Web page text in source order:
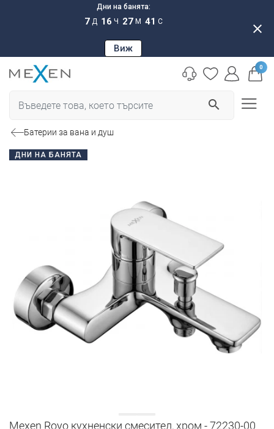
Дни на банята:
7 Д 16 Ч 27 М 40 С
Виж
close
search
0
Батерии за вана и душ
ДНИ НА БАНЯТА
Mexen Royo кухненски смесител, хром - 72230-00